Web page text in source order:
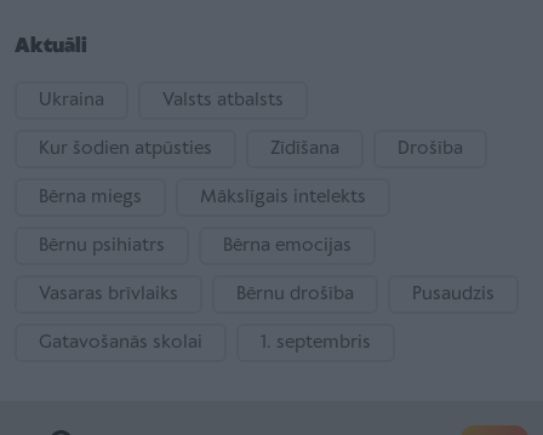
Aktuāli
Ukraina Valsts atbalsts
Kur šodien atpūsties Zīdīšana Drošība
Bērna miegs Mākslīgais intelekts
Bērnu psihiatrs Bērna emocijas
Vasaras brīvlaiks Bērnu drošība Pusaudzis
Gatavošanās skolai 1. septembris